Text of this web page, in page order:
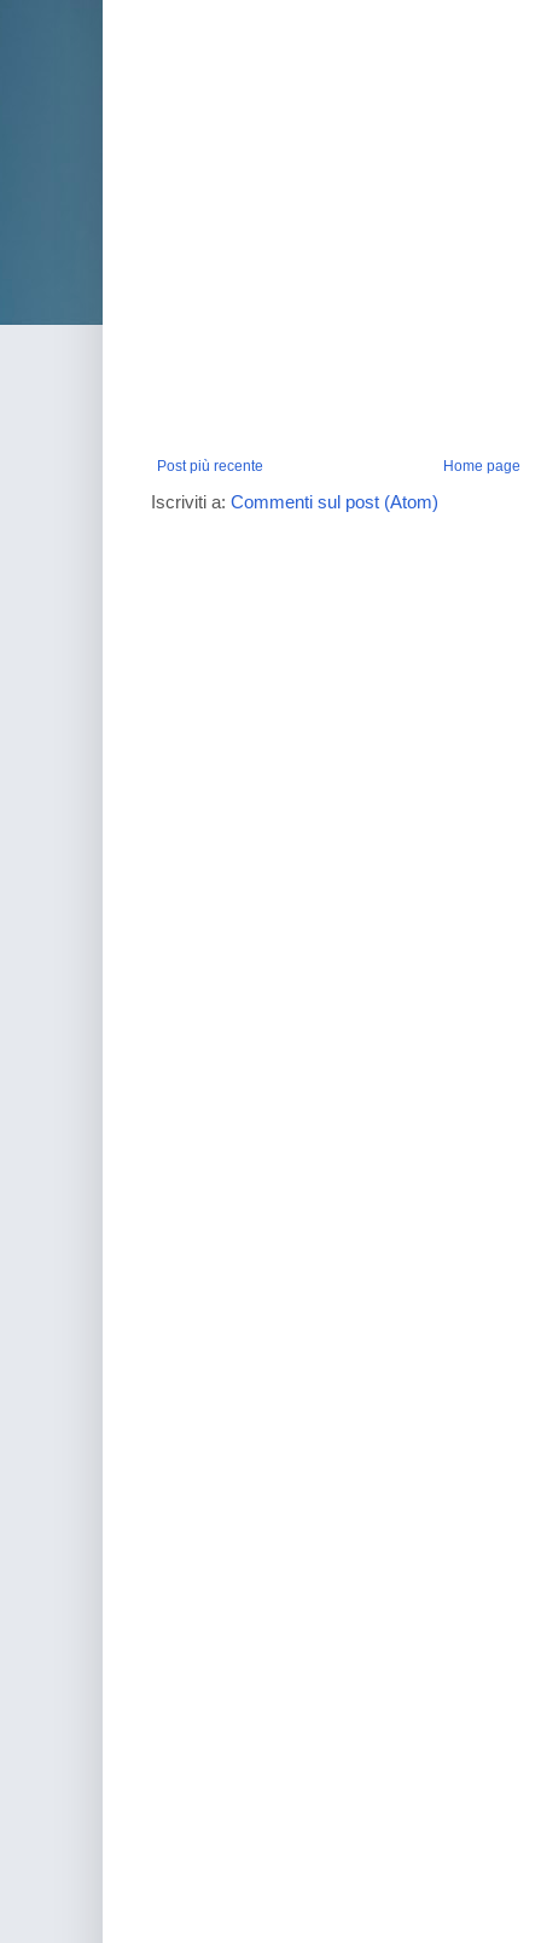
Post più recente Home page
Iscriviti a: Commenti sul post (Atom)